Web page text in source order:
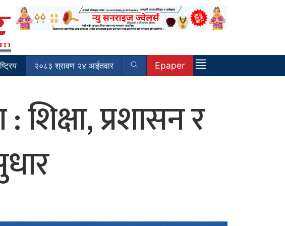
२०८३ श्रावण २४ आईतवार Epaper
प्रशासन र